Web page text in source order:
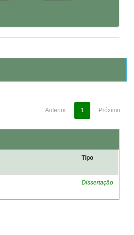
Anterior 1 Próximo
Tipo
Dissertação